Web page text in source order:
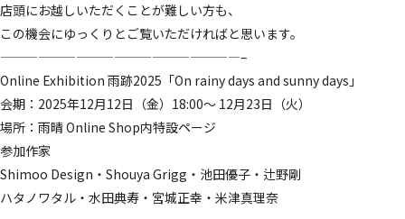
店頭にお越しいただくことが難しい方も、
この機会にゆっくりとご覧いただければと思います。
———————————————————–
Online Exhibition 雨跡2025「On rainy days and sunny days」
会期：2025年12月12日（金）18:00～ 12月23日（火）
場所：雨晴 Online Shop内特設ページ
参加作家
Shimoo Design・Shouya Grigg・池田優子・辻野剛
ハタノワタル・水田典寿・宮城正幸・米津真理奈